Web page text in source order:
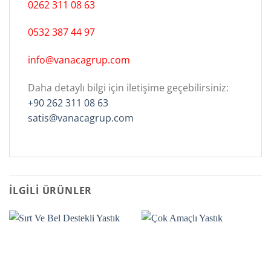
0262 311 08 63
0532 387 44 97
info@vanacagrup.com
Daha detaylı bilgi için iletişime geçebilirsiniz:
+90 262 311 08 63
satis@vanacagrup.com
İLGILI ÜRÜNLER